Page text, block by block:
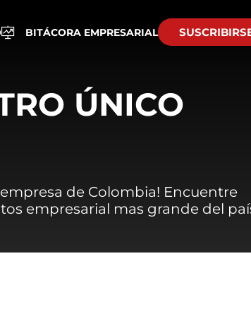
BITÁCORA EMPRESARIAL
ÚNICO
de Colombia! Encuentre
empresarial mas grande del